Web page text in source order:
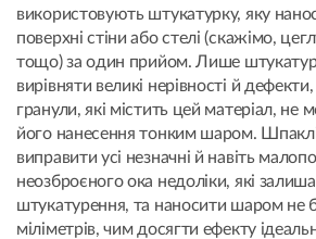
використовують штукатурку, яку
поверхні стіни або стелі (скажімо,
тощо) за один прийом. Лише
вирівняти великі нерівності й дефекти,
гранули, які містить цей матеріал, не
його нанесення тонким шаром.
виправити усі незначні й навіть
неозброєного ока недоліки, які
штукатурення, та наносити шаром не
міліметрів, чим досягти ефекту